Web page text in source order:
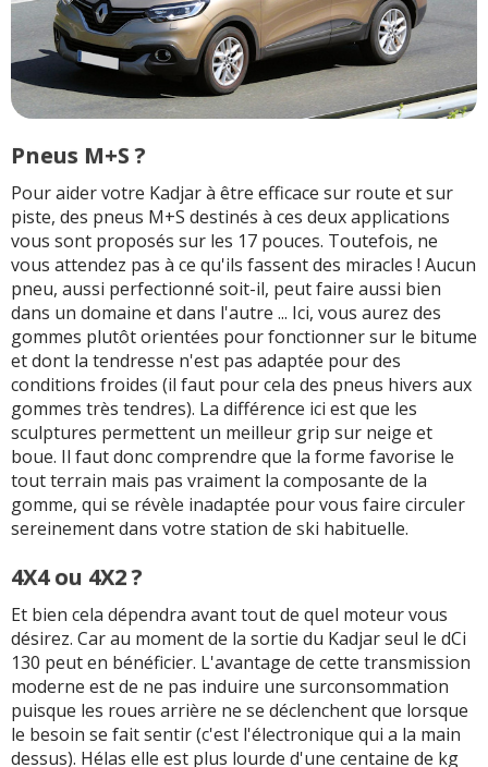
Pneus M+S ?
Pour aider votre Kadjar à être efficace sur route et sur
piste, des pneus M+S destinés à ces deux applications
vous sont proposés sur les 17 pouces. Toutefois, ne
vous attendez pas à ce qu'ils fassent des miracles ! Aucun
pneu, aussi perfectionné soit-il, peut faire aussi bien
dans un domaine et dans l'autre ... Ici, vous aurez des
gommes plutôt orientées pour fonctionner sur le bitume
et dont la tendresse n'est pas adaptée pour des
conditions froides (il faut pour cela des pneus hivers aux
gommes très tendres). La différence ici est que les
sculptures permettent un meilleur grip sur neige et
boue. Il faut donc comprendre que la forme favorise le
tout terrain mais pas vraiment la composante de la
gomme, qui se révèle inadaptée pour vous faire circuler
sereinement dans votre station de ski habituelle.
4X4 ou 4X2 ?
Et bien cela dépendra avant tout de quel moteur vous
désirez. Car au moment de la sortie du Kadjar seul le dCi
130 peut en bénéficier. L'avantage de cette transmission
moderne est de ne pas induire une surconsommation
puisque les roues arrière ne se déclenchent que lorsque
le besoin se fait sentir (c'est l'électronique qui a la main
dessus). Hélas elle est plus lourde d'une centaine de kg